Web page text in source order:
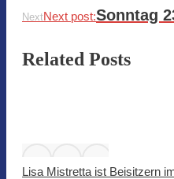
NextNext post:Sonntag
Related Posts
Lisa Mistretta ist Beisitzern